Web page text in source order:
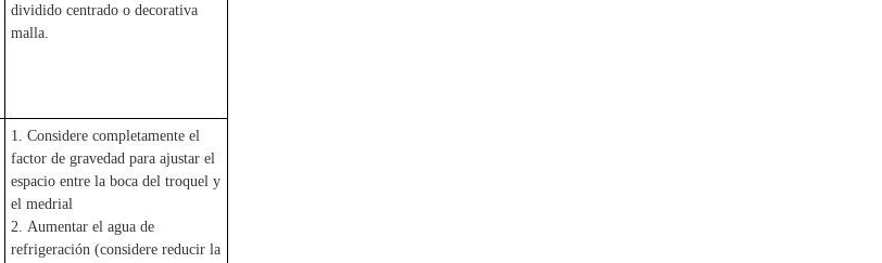
dividido centrado o decorativa
malla.
1. Considere completamente el
factor de gravedad para ajustar el
espacio entre la boca del troquel y
el medrial
2. Aumentar el agua de
refrigeración (considere reducir la